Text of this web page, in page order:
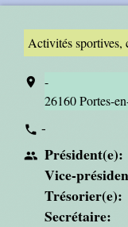
Activités sportives,
location_on
-
26160 Portes-
phone -
people Président(e):
Vice-
Trésorier(e):
Secrétaire: